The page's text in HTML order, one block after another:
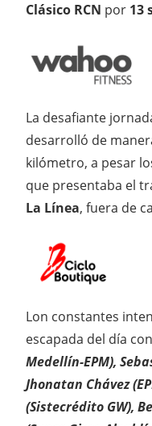
Clásico RCN por 13
La desafiante
desarrolló de
kilómetro, a pesar
que presentaba el
La Línea, fuera de
Lon constantes
escapada del día con
Medellín-EPM),
Jhonatan Chávez
(Sistecrédito GW),